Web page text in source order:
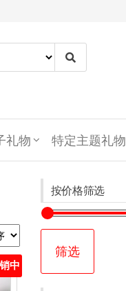
礼物 特定主题礼物
中
按价格筛选
筛选